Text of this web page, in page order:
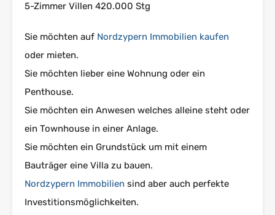
5-Zimmer Villen 420.000 Stg
Sie möchten auf Nordzypern Immobilien kaufen
oder mieten.
Sie möchten lieber eine Wohnung oder ein
Penthouse.
Sie möchten ein Anwesen welches alleine steht oder
ein Townhouse in einer Anlage.
Sie möchten ein Grundstück um mit einem
Bauträger eine Villa zu bauen.
Nordzypern Immobilien sind aber auch perfekte
Investitionsmöglichkeiten.